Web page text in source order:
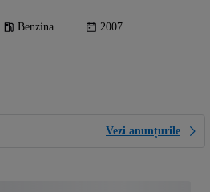
Benzina 2007
Vezi anunțurile